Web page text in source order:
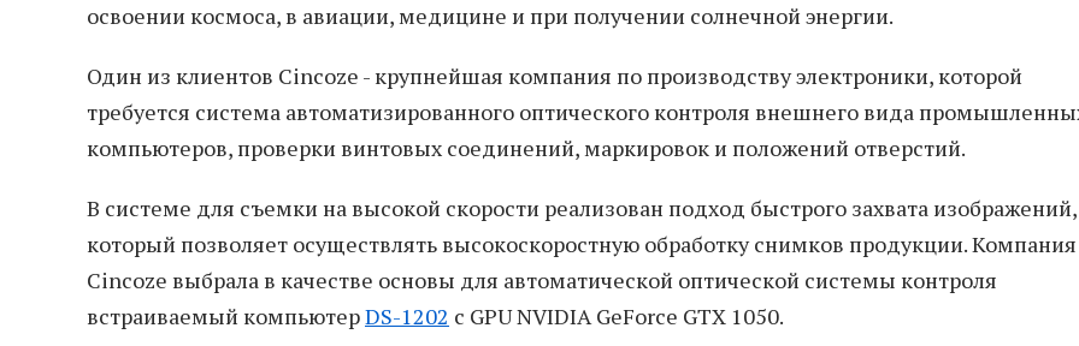
освоении космоса, в авиации, медицине и при получении солнечной энергии.
Один из клиентов Cincoze - крупнейшая компания по производству электроники, которой
требуется система автоматизированного оптического контроля внешнего вида
компьютеров, проверки винтовых соединений, маркировок и положений отверстий.
В системе для съемки на высокой скорости реализован подход быстрого захвата изображений,
который позволяет осуществлять высокоскоростную обработку снимков продукции. Компания
Cincoze выбрала в качестве основы для автоматической оптической системы контроля
встраиваемый компьютерDS-1202 с GPU NVIDIA GeForce GTX 1050.